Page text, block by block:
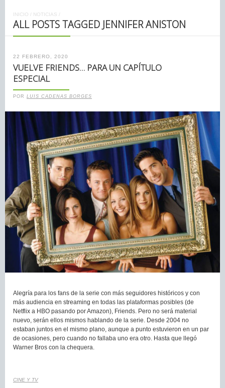
INICIO / NOTICIAS /
ALL POSTS TAGGED JENNIFER ANISTON
22 FEBRERO, 2020
VUELVE FRIENDS… PARA UN CAPÍTULO
ESPECIAL
POR LUIS CADENAS BORGES
Alegría para los fans de la serie con más seguidores históricos y con
más audiencia en streaming en todas las plataformas posibles (de
Netflix a HBO pasando por Amazon), Friends. Pero no será material
nuevo, serán ellos mismos hablando de la serie. Desde 2004 no
estaban juntos en el mismo plano, aunque a punto estuvieron en un par
de ocasiones, pero cuando no fallaba uno era otro. Hasta que llegó
Warner Bros con la chequera.
CINE Y TV